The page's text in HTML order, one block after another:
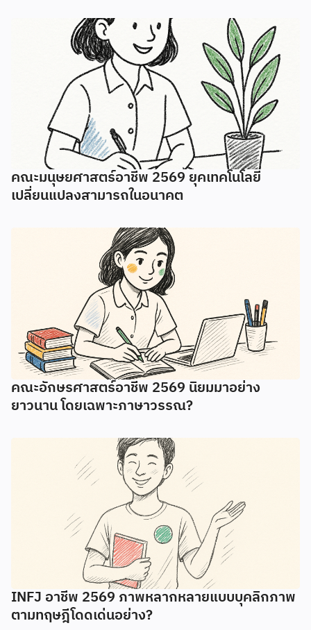
คณะมนุษยศาสตร์อาชีพ 2569 ยุคเทคโนโลยี
เปลี่ยนแปลงสามารถในอนาคต
คณะอักษรศาสตร์อาชีพ 2569 นิยมมาอย่าง
ยาวนาน โดยเฉพาะภาษาวรรณ?
INFJ อาชีพ 2569 ภาพหลากหลายแบบบุคลิกภาพ
ตามทฤษฎีโดดเด่นอย่าง?